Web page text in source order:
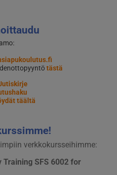
tästä
täältä
verkkokursseihimme:
SFS 6002 for